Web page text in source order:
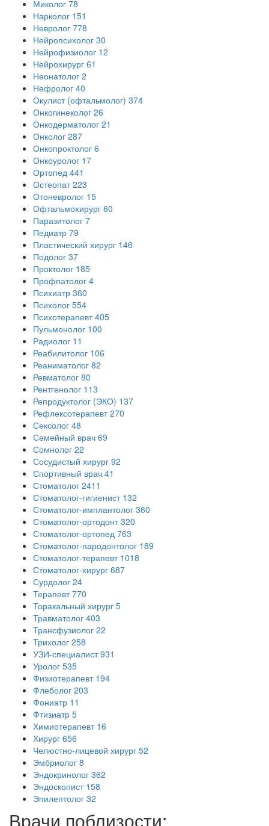
Миколог 78
Нарколог 151
Невролог 778
Нейропсихолог 30
Нейрофизиолог 12
Нейрохирург 61
Неонатолог 2
Нефролог 40
Окулист (офтальмолог) 374
Онкогинеколог 26
Онкодерматолог 21
Онколог 287
Онкопроктолог 6
Онкоуролог 17
Ортопед 441
Остеопат 223
Отоневролог 15
Офтальмохирург 60
Паразитолог 7
Педиатр 79
Пластический хирург 146
Подолог 37
Проктолог 185
Профпатолог 4
Психиатр 360
Психолог 554
Психотерапевт 405
Пульмонолог 100
Радиолог 11
Реабилитолог 106
Реаниматолог 82
Ревматолог 80
Рентгенолог 113
Репродуктолог (ЭКО) 137
Рефлексотерапевт 270
Сексолог 48
Семейный врач 69
Сомнолог 22
Сосудистый хирург 92
Спортивный врач 41
Стоматолог 2411
Стоматолог-гигиенист 132
Стоматолог-имплантолог 360
Стоматолог-ортодонт 320
Стоматолог-ортопед 763
Стоматолог-пародонтолог 189
Стоматолог-терапевт 1018
Стоматолог-хирург 687
Сурдолог 24
Терапевт 770
Торакальный хирург 5
Травматолог 403
Трансфузиолог 22
Трихолог 258
УЗИ-специалист 931
Уролог 535
Физиотерапевт 194
Флеболог 203
Фониатр 11
Фтизиатр 5
Химиотерапевт 16
Хирург 656
Челюстно-лицевой хирург 52
Эмбриолог 8
Эндокринолог 362
Эндоскопист 158
Эпилептолог 32
Врачи поблизости: